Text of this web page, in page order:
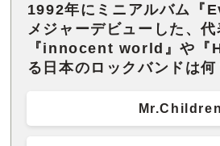
1992年にミニアルバム『
メジャーデビューした、代
『innocent world』や『
る日本のロックバンドは何
Mr.Children